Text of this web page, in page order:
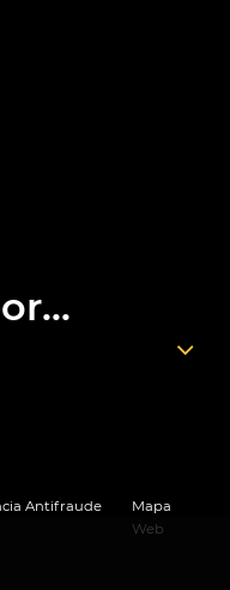
Antifraude
Mapa
Web